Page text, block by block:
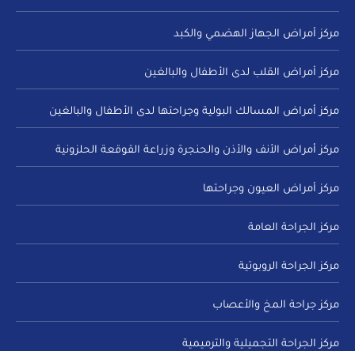
مركز أمراض الجهاز الهضمي والكبد
مركز أمراض القلب لدى الأطفال والبالغين
مركز أمراض المسالك البولية وجراحتها لدى الأطفال والبالغين
مركز أمراض الأنف والأذن والحنجرة وزراعة القوقعة الحلزونية
مركز أمراض العيون وجراحتها
مركز الجراحة العامة
مركز الجراحة الروبوتية
مركز جراحة المخ والأعصاب
مركز الجراحة التجميلية والترميمية